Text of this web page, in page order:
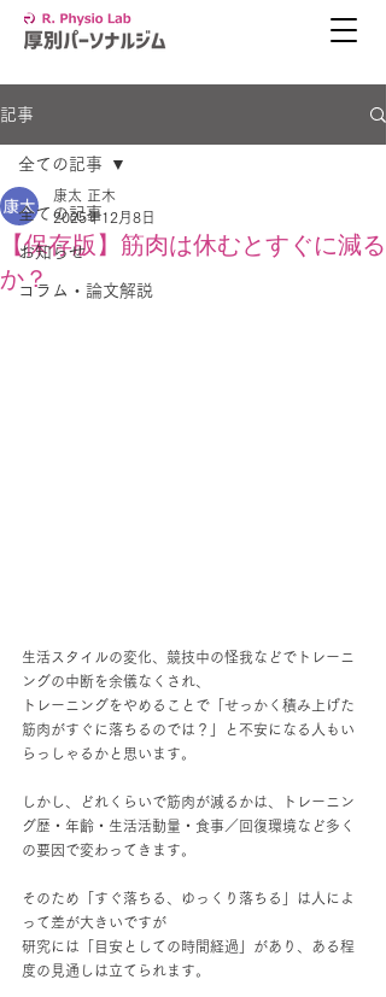
記事
全ての記事
お知らせ
コラム・論文解説
全ての記事
【保存版】筋肉は休むとすぐに減る
か？
康太 正木
2025年12月8日
生活スタイルの変化、競技中の怪我などでトレーニ
ングの中断を余儀なくされ、
トレーニングをやめることで「せっかく積み上げた
筋肉がすぐに落ちるのでは？」と不安になる人もい
らっしゃるかと思います。
しかし、どれくらいで筋肉が減るかは、トレーニン
グ歴・年齢・生活活動量・食事／回復環境など多く
の要因で変わってきます。
そのため「すぐ落ちる、ゆっくり落ちる」は人によ
って差が大きいですが
研究には「目安としての時間経過」があり、ある程
度の見通しは立てられます。